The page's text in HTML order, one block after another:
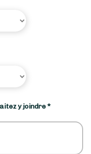
y joindre *